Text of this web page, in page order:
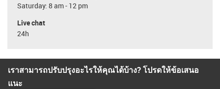
Saturday: 8 am - 12 pm
Live chat
24h
เราสามารถปรับปรุงอะไรให้คุณได้บ้าง? โปรดให้ข้อเสนอ
แนะ